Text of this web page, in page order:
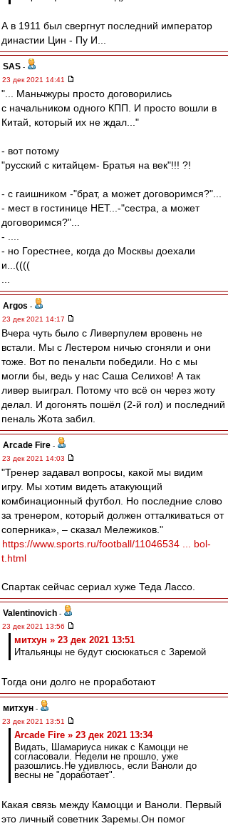
А в 1911 был свергнут последний император
династии Цин - Пу И...
SAS -
23 дек 2021 14:41
"... Маньчжуры просто договорились
с начальником одного КПП. И просто вошли в
Китай, который их не ждал..."
- вот потому
"русский с китайцем- Братья на век"!!! ?!
- с гаишником -"брат, а может договоримся?"...
- мест в гостинице НЕТ...-"сестра, а может
договоримся?"...
- ....
- но Горестнее, когда до Москвы доехали
и...((((
Argos -
23 дек 2021 14:17
Вчера чуть было с Ливерпулем вровень не
встали. Мы с Лестером ничью сгоняли и они
тоже. Вот по пенальти победили. Но с мы
могли бы, ведь у нас Саша Селихов! А так
ливер выиграл. Потому что всё он через жоту
делал. И догонять пошёл (2-й гол) и последний
пеналь Жота забил.
Arcade Fire -
23 дек 2021 14:03
"Тренер задавал вопросы, какой мы видим
игру. Мы хотим видеть атакующий
комбинационный футбол. Но последние слово
за тренером, который должен отталкиваться от
соперника», – сказал Мележиков."
https://www.sports.ru/football/11046534 ... bol-
t.html
Спартак сейчас сериал хуже Теда Лассо.
Valentinovich -
23 дек 2021 13:56
митхун » 23 дек 2021 13:51
Итальянцы не будут сюсюкаться с Заремой
Тогда они долго не проработают
митхун -
23 дек 2021 13:51
Arcade Fire » 23 дек 2021 13:34
Видать, Шамариуса никак с Камоцци не
согласовали. Недели не прошло, уже
разошлись.Не удивлюсь, если Ваноли до
весны не "доработает".
Какая связь между Камоцци и Ваноли. Первый
это личный советник Заремы.Он помог